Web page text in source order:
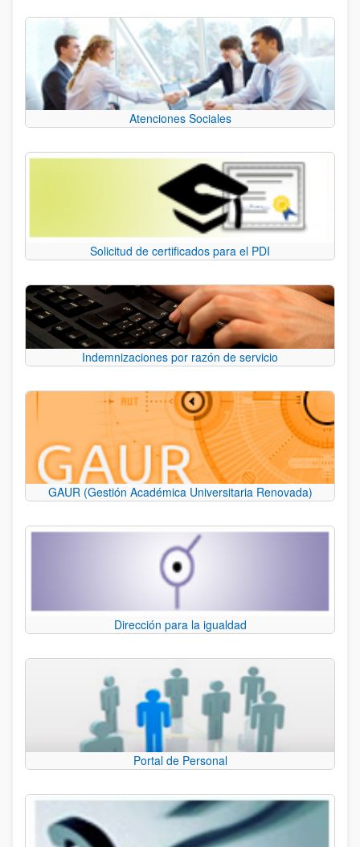
Atenciones Sociales
Solicitud de certificados para el PDI
Indemnizaciones por razón de servicio
GAUR (Gestión Académica Universitaria Renovada)
Dirección para la igualdad
Portal de Personal